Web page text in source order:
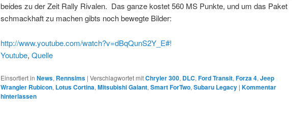
beides zu der Zeit Rally Rivalen. Das ganze kostet 560 MS Punkte, und um das Paket
schmackhaft zu machen gibts noch bewegte Bilder:
http://www.youtube.com/watch?v=dBqQunS2Y_E#!
Youtube, Quelle
Einsortiert in News, Rennsims | Verschlagwortet mitChryler 300, DLC, Ford Transit, Forza 4, Jeep
Wrangler Rubicon, Lotus Cortina, Mitsubishi Galant, Smart ForTwo, Subaru Legacy | Kommentar
hinterlassen